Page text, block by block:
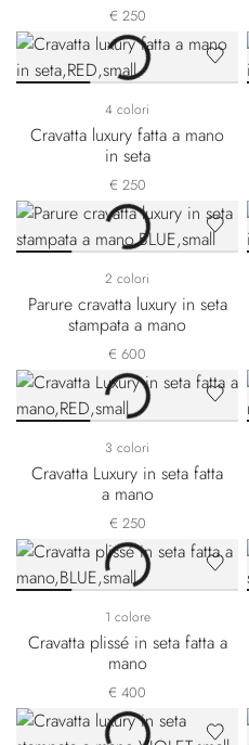
€ 250
4 colori
Cravatta luxury fatta a mano
in seta
€ 250
2 colori
Parure cravatta luxury in seta
stampata a mano
€ 600
3 colori
Cravatta Luxury in seta fatta
a mano
€ 250
1 colore
Cravatta plissé in seta fatta a
mano
€ 400